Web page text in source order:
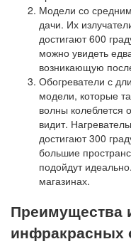
Модели со
дачи. Их
достигают 600
можно увидеть
возникающую
Обогреватели с
модели, которые
волны колеблется
видит.
достигают 300
большие
подойдут
магазинах.
Преимущества
инфракрасных